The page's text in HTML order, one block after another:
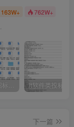
163W+ 762W+
土建、房屋建设招标文件标书模板 it软件类投标书
下一篇